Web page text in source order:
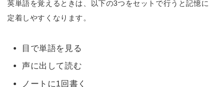
英単語を覚えるときは、以下の3つをセットで行うと記憶に
定着しやすくなります。
目で単語を見る
声に出して読む
ノートに1回書く